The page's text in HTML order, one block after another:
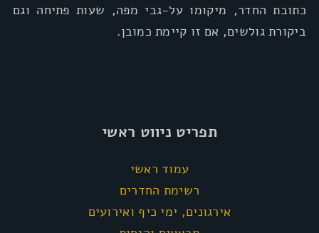
כתובת החדר, מיקומו על-גבי מפה, שעות פתיחה וגם
ביקורת גולשים, אם זו קיימת כמובן.
תפריט ניווט ראשי
עמוד ראשי
רשימת החדרים
אירגונים, ימי כיף ואירועים